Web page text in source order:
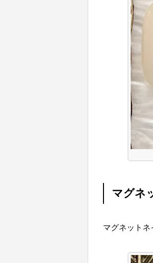
マグネ
マグネットネ